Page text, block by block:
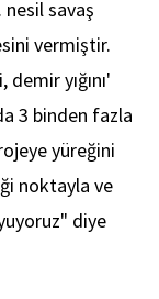
savaş
vermiştir.
yığını'
3 binden fazla
yüreğini
noktayla ve
diye